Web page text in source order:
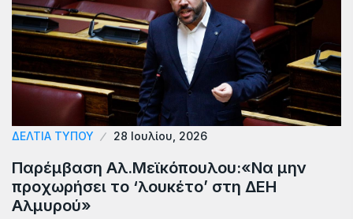
ΔΕΛΤΙΑ ΤΥΠΟΥ 28 Ιουλίου, 2026
Παρέμβαση Αλ.Μεϊκόπουλου:«Να μην
προχωρήσει το ‘λουκέτο’ στη ΔΕΗ
Αλμυρού»